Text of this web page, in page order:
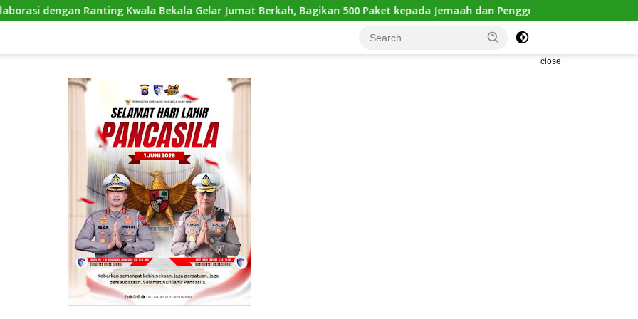
Bekala Gelar Jumat Berkah, Bagikan 500 Paket kepada Jemaah dan Pengguna Jalan Kejanggalan Kematian
close